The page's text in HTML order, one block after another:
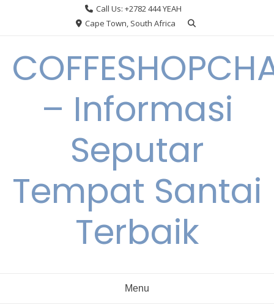
Call Us: +2782 444 YEAH
Cape Town, South Africa
– Informasi
Seputar
Tempat Santai
Terbaik
Menu